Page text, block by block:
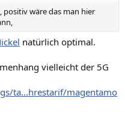
S
t
i
m
e
positiv wäre das man hier
natürlich optimal.
vielleicht der 5G
ta...hrestarif/magentamo